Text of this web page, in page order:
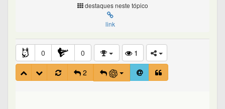
destaques neste tópico
link
0 0
1
2